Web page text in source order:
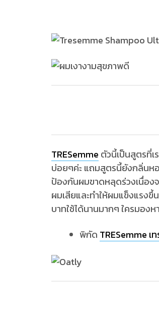
TRESemme ตัวนี้เป็นสูตรที่เ
บ่อยๆค่ะ แถมสูตรนี้ยังกลิ่นห
ป้องกันผมขาดหลุดร่วงเนื่อง
ผมเสียและทำให้ผมแข็งแรงขึ้
บาทใช้ได้นานมากๆ ใครมอง
พิกัด TRESemme เ